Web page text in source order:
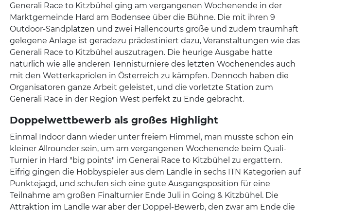
Generali Race to Kitzbühel ging am vergangenen Wochenende in der
Marktgemeinde Hard am Bodensee über die Bühne. Die mit ihren 9
Outdoor-Sandplätzen und zwei Hallencourts große und zudem traumhaft
gelegene Anlage ist geradezu prädestiniert dazu, Veranstaltungen wie das
Generali Race to Kitzbühel auszutragen. Die heurige Ausgabe hatte
natürlich wie alle anderen Tennisturniere des letzten Wochenendes auch
mit den Wetterkapriolen in Österreich zu kämpfen. Dennoch haben die
Organisatoren ganze Arbeit geleistet, und die vorletzte Station zum
Generali Race in der Region West perfekt zu Ende gebracht.
Doppelwettbewerb als großes Highlight
Einmal Indoor dann wieder unter freiem Himmel, man musste schon ein
kleiner Allrounder sein, um am vergangenen Wochenende beim Quali-
Turnier in Hard "big points" im Generai Race to Kitzbühel zu ergattern.
Eifrig gingen die Hobbyspieler aus dem Ländle in sechs ITN Kategorien auf
Punktejagd, und schufen sich eine gute Ausgangsposition für eine
Teilnahme am großen Finalturnier Ende Juli in Going & Kitzbühel. Die
Attraktion im Ländle war aber der Doppel-Bewerb, den zwar am Ende die